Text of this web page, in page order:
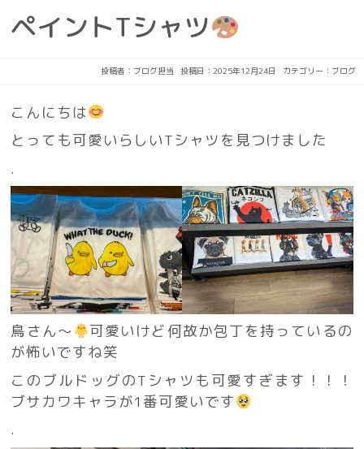
ペイントTシャツ
投稿者： ブログ担当 投稿日：2025年12月24日 カテゴリー： ブログ
こんにちは
とっても可愛いらしいTシャツを見つけました
.
鳥さん〜
可愛いけど何故か包丁を持っているの
が怖いですね笑
このブルドッグのTシャツも可愛すぎます！！！
ブサカワキャラが1番可愛いです
.